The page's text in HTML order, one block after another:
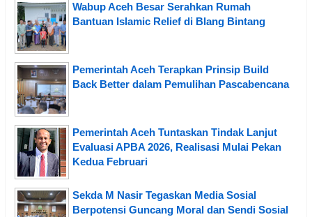
Wabup Aceh Besar Serahkan Rumah
Bantuan Islamic Relief di Blang Bintang
Pemerintah Aceh Terapkan Prinsip Build
Back Better dalam Pemulihan Pascabencana
Pemerintah Aceh Tuntaskan Tindak Lanjut
Evaluasi APBA 2026, Realisasi Mulai Pekan
Kedua Februari
Sekda M Nasir Tegaskan Media Sosial
Berpotensi Guncang Moral dan Sendi Sosial